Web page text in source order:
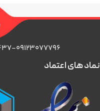
۰۲۱۸۸۵۴۰۲۱۴-
نماد های اعتماد